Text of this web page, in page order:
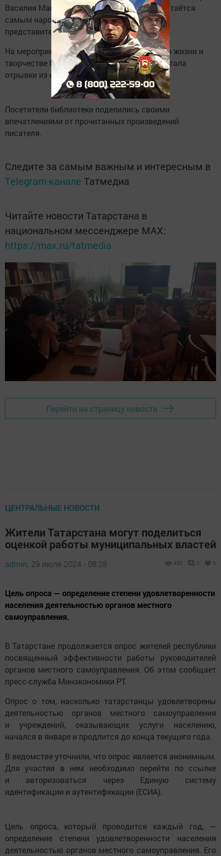
Василия Макаровича Шукшина. Он был и остаётся
самым народным из всех замечательных
представителей отечественной литературы.
На мероприятии библиотекарь рассказала о жизни и
творчестве Василия Шукшина, а также зачитала
отрывки из его рассказов.
Посетители библиотеки поделились своими
впечатлениями от прочитанных произведений
писателя.
Следите за самым важным и интересным в
Telegram-канале Татмедиа
Читайте новости Татарстана в
национальном мессенджере MАХ:
https://max.ru/tatmedia
Перейти на страницу новости
ЦЕНТРАЛЬНЫЕ НОВОСТИ
Жители Татарстана могут поделиться
оценкой работы муниципальных властей
admin, 29 июля 2024 - 08:28 433 0 0
Цель опроса — определение степени удовлетворенности
населения деятельностью органов местного
самоуправления.
В Татарстане продолжается опрос жителей республики
посвященный эффективности работы руководителей
органов местного самоуправления. Об этом сообщает
пресс-служба Минэкономики РТ.
Опрос о том, насколько татарстанцы удовлетворены
деятельностью органов местного самоуправления
и учреждений, оказывающих услуги населению,
начался в январе и продлится до конца текущего года.
В ведомстве уточнили, что опрос является анонимным.
Для участия в нем необходимо перейти по ссылке
и авторизоваться через Единую систему
идентификации и аутентификации (ЕСИА).
Цель опроса, который проводится каждый год, —
определение степени удовлетворенности населения
деятельностью органов местного самоуправления. Его